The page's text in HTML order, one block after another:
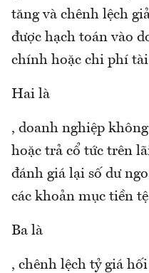
tăng và chênh lệch
được hạch toán vào
chính hoặc chi phí
Hai là
, doanh nghiệp
hoặc trả cổ tức trên
đánh giá lại số dư
các khoản mục tiền
Ba là
, chênh lệch tỷ giá